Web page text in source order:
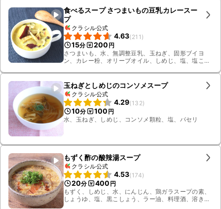
食べるスープ さつまいもの豆乳カレースー
プ
クラシル公式
4.63(211 )
15分 200 円
さつまいも、水、無調整豆乳、玉ねぎ、固形ブイヨ
ン、カレー粉、オリーブオイル、しめじ、塩、塩こ
玉ねぎとしめじのコンソメスープ
クラシル公式
4.29(132)
10分 100 円
水、玉ねぎ、しめじ、コンソメ顆粒、塩、パセリ
もずく酢の酸辣湯スープ
クラシル公式
4.53(174)
20分 400 円
もずく、しめじ、水、にんじん、鶏ガラスープの素、
しょうゆ、塩、黒こしょう、ラー油、料理酒、溶き